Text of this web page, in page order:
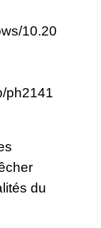
10.20
ph2141
du